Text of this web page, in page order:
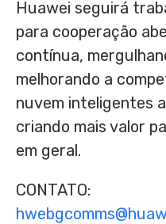
Huawei seguirá
para cooperação
contínua,
melhorando a
nuvem inteligentes
criando mais valor
em geral.
CONTATO: